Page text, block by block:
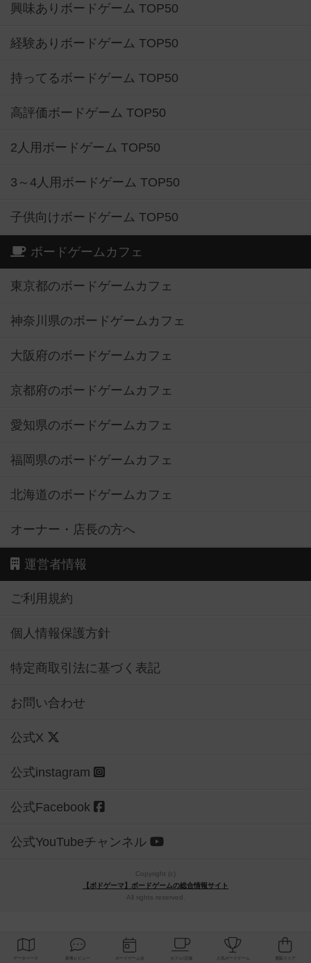
興味ありボードゲーム TOP50
経験ありボードゲーム TOP50
持ってるボードゲーム TOP50
高評価ボードゲーム TOP50
2人用ボードゲーム TOP50
3～4人用ボードゲーム TOP50
子供向けボードゲーム TOP50
ボードゲームカフェ
東京都のボードゲームカフェ
神奈川県のボードゲームカフェ
大阪府のボードゲームカフェ
京都府のボードゲームカフェ
愛知県のボードゲームカフェ
福岡県のボードゲームカフェ
北海道のボードゲームカフェ
オーナー・店長の方へ
運営者情報
ご利用規約
個人情報保護方針
特定商取引法に基づく表記
お問い合わせ
公式X
公式instagram
公式Facebook
公式YouTubeチャンネル
Copyright (c)
【ボドゲーマ】ボードゲームの総合情報サイト
All rights reserved.